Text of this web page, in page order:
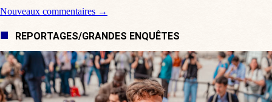
Navigation de commentaire
Nouveaux commentaires →
REPORTAGES/GRANDES ENQUÊTES